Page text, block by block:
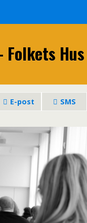
Folkets Hus
E-post SMS